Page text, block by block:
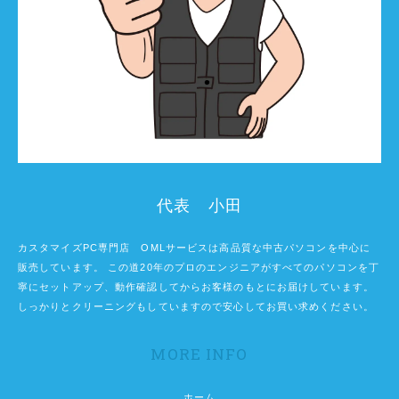
代表 小田
カスタマイズPC専門店 OMLサービスは高品質な中古パソコンを中心に
販売しています。 この道20年のプロのエンジニアがすべてのパソコンを丁
寧にセットアップ、動作確認してからお客様のもとにお届けしています。
しっかりとクリーニングもしていますので安心してお買い求めください。
MORE INFO